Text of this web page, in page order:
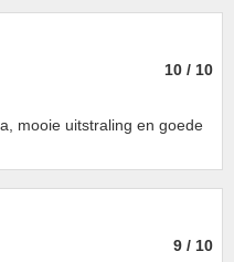
10 / 10
mooie uitstraling en goede
9 / 10